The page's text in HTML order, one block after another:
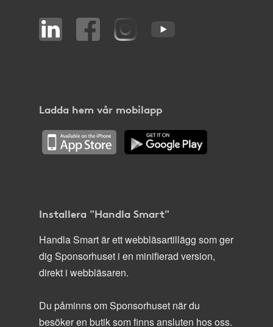
Ladda hem vår mobilapp
Installera "Handla Smart"
Handla Smart är ett webbläsartillägg som ger
dig Sponsorhuset i en minifierad version,
direkt i webbläsaren.
Du påminns om Sponsorhuset när du
besöker en butik som finns ansluten hos oss.